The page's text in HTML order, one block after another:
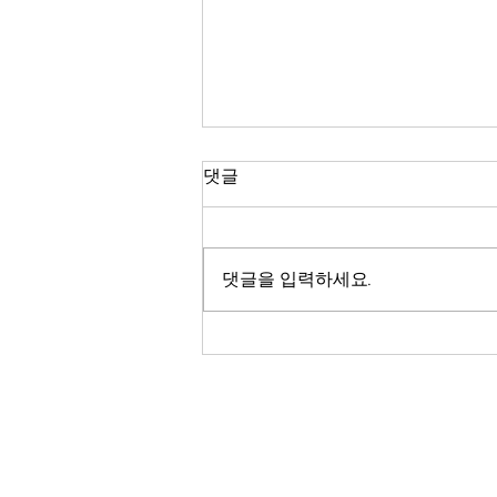
가인출장마사지가 알려주는
댓글
댓글을 입력하세요.